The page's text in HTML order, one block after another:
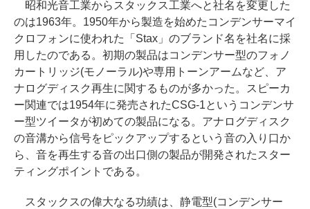
昭和光音工業からスタックス工業へと社名を変更した
のは1963年。1950年から製造を始めたコンデンサーマイ
クロフォンに使われた「Stax」のブランド名を社名に採
用したのである。初期の製品はコンデンサー型のフォノ
カートリッジ(モノーラル)や専用トーンアームなど、ア
ナログディスク再生に関するものが多かった。スピーカ
ー関連では1954年に発売されたCSG-1というコンデンサ
ー型ツイータが初めての製品になる。アナログディスク
の音溝から信号をピックアップするという音の入り口か
ら、音を再生する音の出口側の製品が開発されたスター
ティングポイントである。
スタックスの偉大なる功績は、静電型(コンデンサー